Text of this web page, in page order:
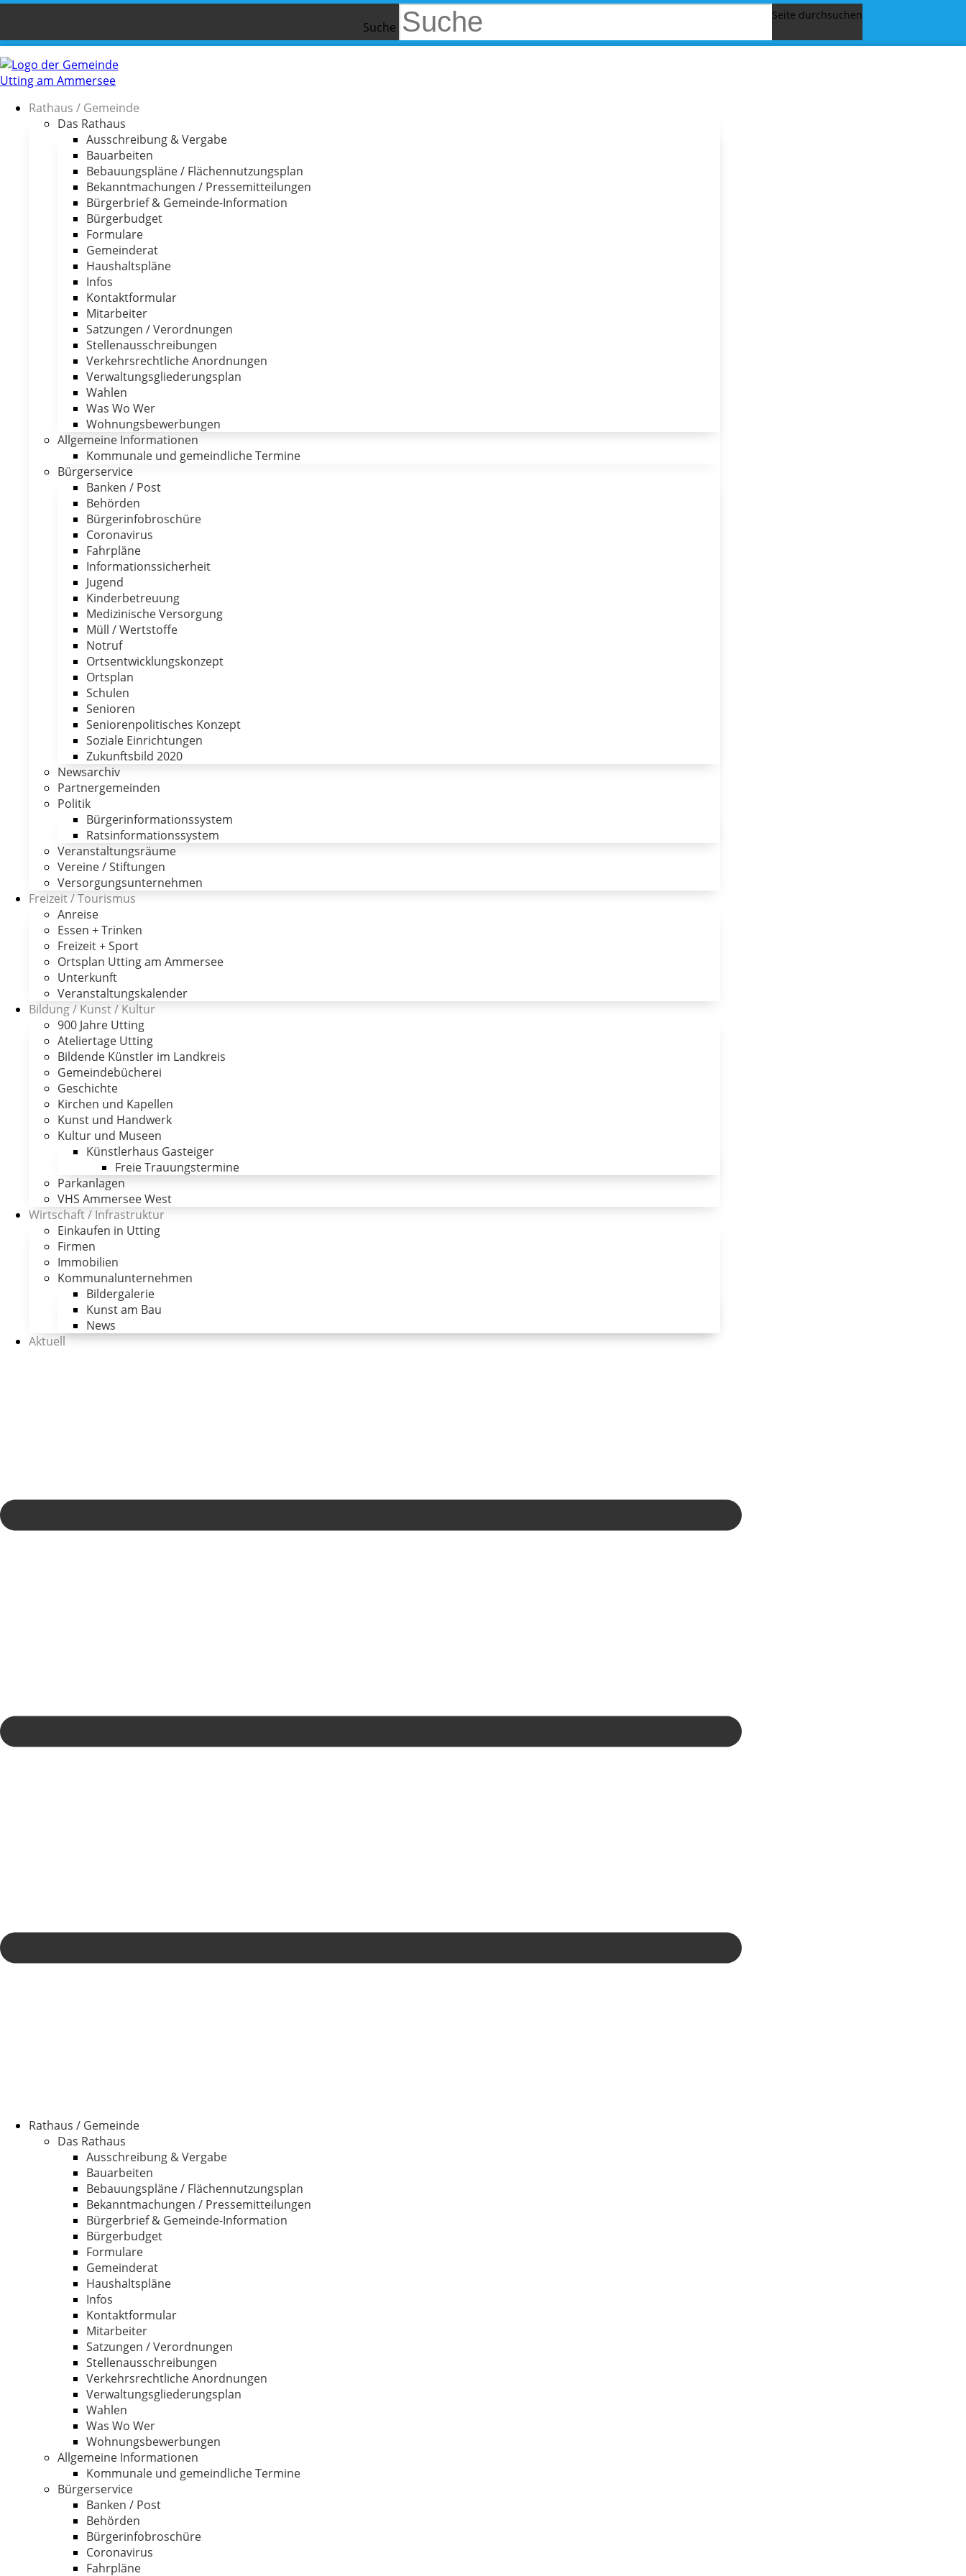
Suche
Rathaus / Gemeinde
Das Rathaus
Ausschreibung & Vergabe
Bauarbeiten
Bebauungspläne / Flächennutzungsplan
Bekanntmachungen / Pressemitteilungen
Bürgerbrief & Gemeinde-Information
Bürgerbudget
Formulare
Gemeinderat
Haushaltspläne
Infos
Kontaktformular
Mitarbeiter
Satzungen / Verordnungen
Stellenausschreibungen
Verkehrsrechtliche Anordnungen
Verwaltungsgliederungsplan
Wahlen
Was Wo Wer
Wohnungsbewerbungen
Allgemeine Informationen
Kommunale und gemeindliche Termine
Bürgerservice
Banken / Post
Behörden
Bürgerinfobroschüre
Coronavirus
Fahrpläne
Informationssicherheit
Jugend
Kinderbetreuung
Medizinische Versorgung
Müll / Wertstoffe
Notruf
Ortsentwicklungskonzept
Ortsplan
Schulen
Senioren
Seniorenpolitisches Konzept
Soziale Einrichtungen
Zukunftsbild 2020
Newsarchiv
Partnergemeinden
Politik
Bürgerinformationssystem
Ratsinformationssystem
Veranstaltungsräume
Vereine / Stiftungen
Versorgungsunternehmen
Freizeit / Tourismus
Anreise
Essen + Trinken
Freizeit + Sport
Ortsplan Utting am Ammersee
Unterkunft
Veranstaltungskalender
Bildung / Kunst / Kultur
900 Jahre Utting
Ateliertage Utting
Bildende Künstler im Landkreis
Gemeindebücherei
Geschichte
Kirchen und Kapellen
Kunst und Handwerk
Kultur und Museen
Künstlerhaus Gasteiger
Freie Trauungstermine
Parkanlagen
VHS Ammersee West
Wirtschaft / Infrastruktur
Einkaufen in Utting
Firmen
Immobilien
Kommunalunternehmen
Bildergalerie
Kunst am Bau
News
Aktuell
Rathaus / Gemeinde
Das Rathaus
Ausschreibung & Vergabe
Bauarbeiten
Bebauungspläne / Flächennutzungsplan
Bekanntmachungen / Pressemitteilungen
Bürgerbrief & Gemeinde-Information
Bürgerbudget
Formulare
Gemeinderat
Haushaltspläne
Infos
Kontaktformular
Mitarbeiter
Satzungen / Verordnungen
Stellenausschreibungen
Verkehrsrechtliche Anordnungen
Verwaltungsgliederungsplan
Wahlen
Was Wo Wer
Wohnungsbewerbungen
Allgemeine Informationen
Kommunale und gemeindliche Termine
Bürgerservice
Banken / Post
Behörden
Bürgerinfobroschüre
Coronavirus
Fahrpläne